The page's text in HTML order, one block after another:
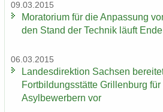
09.03.2015
Mo­ra­to­ri­um für die An­pas­sung
den Stand der Tech­nik läuft
06.03.2015
Lan­des­di­rek­ti­on Sach­sen
Fort­bil­dungs­stät­te Gril­len­burg
Asyl­be­wer­bern vor